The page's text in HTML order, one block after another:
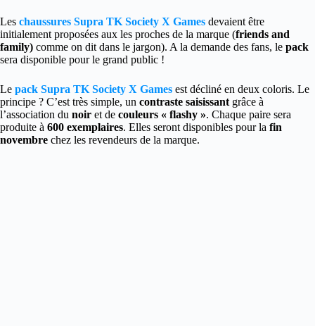
Les chaussures Supra TK Society X Games devaient être
initialement proposées aux les proches de la marque (friends and
family) comme on dit dans le jargon). A la demande des fans, le pack
sera disponible pour le grand public !
Le pack Supra TK Society X Games est décliné en deux coloris. Le
principe ? C’est très simple, un contraste saisissant grâce à
l’association du noir et de couleurs « flashy ». Chaque paire sera
produite à 600 exemplaires. Elles seront disponibles pour la fin
novembre chez les revendeurs de la marque.